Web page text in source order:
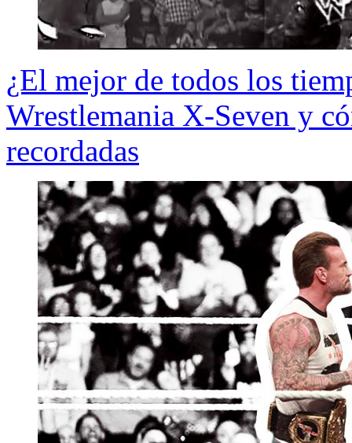
¿El mejor de todos los
Wrestlemania X-Seven y
recordadas